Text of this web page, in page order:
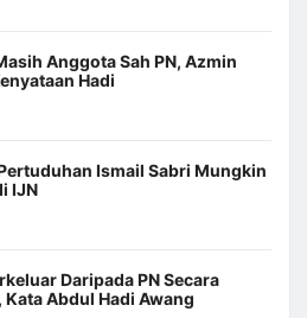
Anggota Sah PN, Azmin
Hadi
Ismail Sabri Mungkin
IJN
Daripada PN Secara
Abdul Hadi Awang